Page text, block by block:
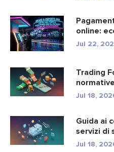
online:
Jul 22,
Trading
Jul 18,
Guida ai
servizi di
Jul 18,